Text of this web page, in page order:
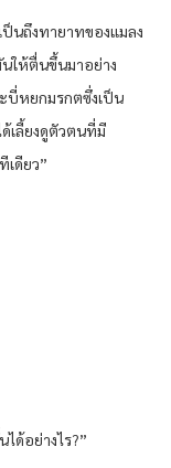
ป็น​ถึงทายาท​ของ​แมลง​
ให้​ตื่นขึ้น​มาอย่าง​
บี่​หยก​มรกต​ซึ่งเป็น​
เลี้ยงดู​ตัวตน​ที่​มี
ดียว​”
ด้​อย่างไร​?”